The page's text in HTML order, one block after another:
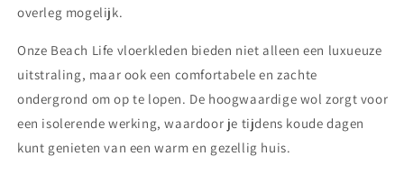
overleg mogelijk.
Onze Beach Life vloerkleden bieden niet alleen een luxueuze
uitstraling, maar ook een comfortabele en zachte
ondergrond om op te lopen. De hoogwaardige wol zorgt voor
een isolerende werking, waardoor je tijdens koude dagen
kunt genieten van een warm en gezellig huis.